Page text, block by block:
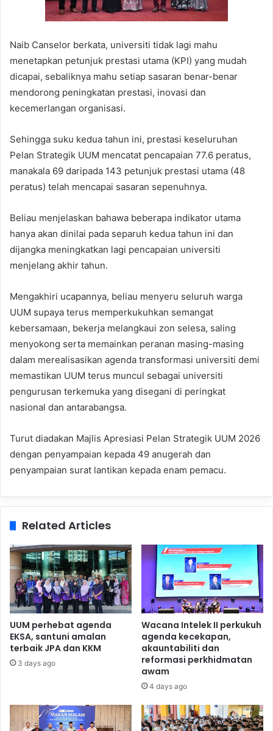
Naib Canselor berkata, universiti tidak lagi mahu
menetapkan petunjuk prestasi utama (KPI) yang mudah
dicapai, sebaliknya mahu setiap sasaran benar-benar
mendorong peningkatan prestasi, inovasi dan
kecemerlangan organisasi.
Sehingga suku kedua tahun ini, prestasi keseluruhan
Pelan Strategik UUM mencatat pencapaian 77.6 peratus,
manakala 69 daripada 143 petunjuk prestasi utama (48
peratus) telah mencapai sasaran sepenuhnya.
Beliau menjelaskan bahawa beberapa indikator utama
hanya akan dinilai pada separuh kedua tahun ini dan
dijangka meningkatkan lagi pencapaian universiti
menjelang akhir tahun.
Mengakhiri ucapannya, beliau menyeru seluruh warga
UUM supaya terus memperkukuhkan semangat
kebersamaan, bekerja melangkaui zon selesa, saling
menyokong serta memainkan peranan masing-masing
dalam merealisasikan agenda transformasi universiti demi
memastikan UUM terus muncul sebagai universiti
pengurusan terkemuka yang disegani di peringkat
nasional dan antarabangsa.
Turut diadakan Majlis Apresiasi Pelan Strategik UUM 2026
dengan penyampaian kepada 49 anugerah dan
penyampaian surat lantikan kepada enam pemacu.
Related Articles
UUM perhebat agenda
EKSA, santuni amalan
terbaik JPA dan KKM
3 days ago
Wacana Intelek II perkukuh
agenda kecekapan,
akauntabiliti dan
reformasi perkhidmatan
awam
4 days ago